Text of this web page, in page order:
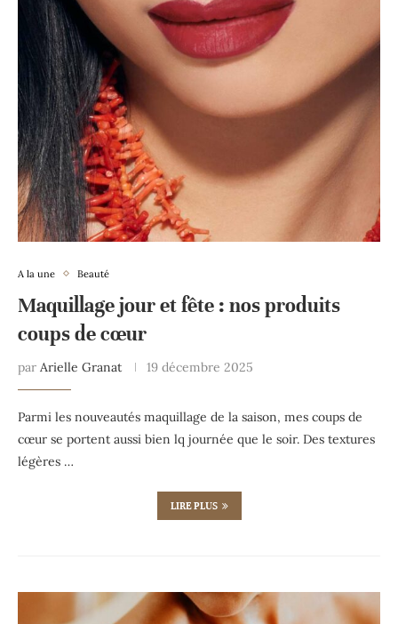
A la une Beauté
Maquillage jour et fête : nos produits
coups de cœur
par Arielle Granat 19 décembre 2025
Parmi les nouveautés maquillage de la saison, mes coups de
cœur se portent aussi bien lq journée que le soir. Des textures
légères …
LIRE PLUS